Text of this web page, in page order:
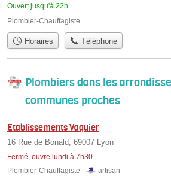
Ouvert jusqu'à 22h
Plombier-Chauffagiste
Horaires Téléphone
Plombiers dans les
communes proches
Etablissements Vaquier
16 Rue de Bonald, 69007 Lyon
Fermé, ouvre lundi à 7h30
Plombier-Chauffagiste -
artisan